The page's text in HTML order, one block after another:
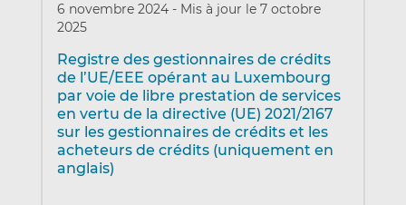
6 novembre 2024 - Mis à jour le 7 octobre
2025
Registre des gestionnaires de crédits
de l’UE/EEE opérant au Luxembourg
par voie de libre prestation de services
en vertu de la directive (UE) 2021/2167
sur les gestionnaires de crédits et les
acheteurs de crédits (uniquement en
anglais)